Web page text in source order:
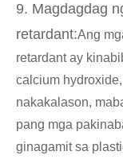
9. Magdagdag
retardant:Ang
retardant ay
calcium
nakakalason,
pang mga
ginagamit sa